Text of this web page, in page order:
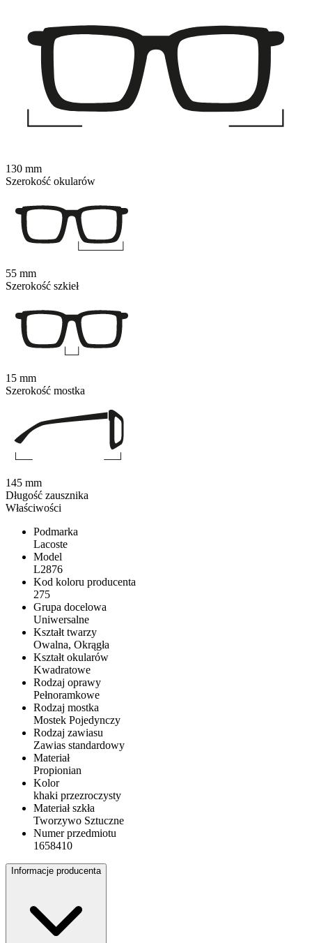
Właściwości
Podmarka
Lacoste
Model
L2876
Kod koloru producenta
275
Grupa docelowa
Uniwersalne
Kształt twarzy
Owalna, Okrągła
Kształt okularów
Kwadratowe
Rodzaj oprawy
Pełnoramkowe
Rodzaj mostka
Mostek Pojedynczy
Rodzaj zawiasu
Zawias standardowy
Materiał
Propionian
Kolor
khaki przezroczysty
Materiał szkła
Tworzywo Sztuczne
Numer przedmiotu
1658410
Informacje producenta
130 mm
Szerokość okularów
55 mm
Szerokość szkieł
15 mm
Szerokość mostka
145 mm
Długość zausznika